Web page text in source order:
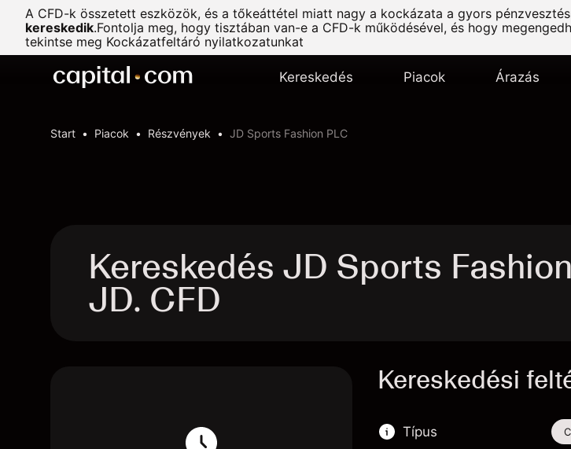
A CFD-k összetett eszközök, és a tőkeáttétel miatt nagy a kockázata a gyors
kereskedik.Fontolja meg, hogy tisztában van-e a CFD-k működésével, és hogy
tekintse meg Kockázatfeltáró nyilatkozatunkat
Kereskedés Piacok Árazás
Start Piacok Részvények JD Sports Fashion PLC
Kereskedés JD Sports
JD. CFD
Kereskedési
Típus